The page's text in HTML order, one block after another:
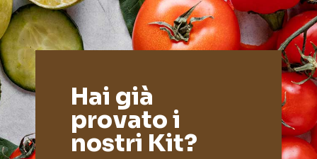
Hai già
provato i
nostri Kit?